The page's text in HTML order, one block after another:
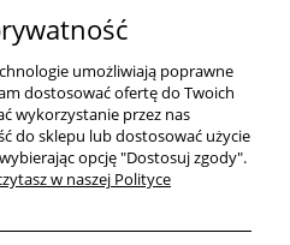
at naturalhomedecor.pl | Tel.:
| REGON: 381429127
Naturalhomedecor.pl
umożliwiają poprawne
dostosować ofertę do Twoich
wykorzystanie przez nas
do sklepu lub dostosować użycie
opcję "Dostosuj zgody".
w naszej Polityce